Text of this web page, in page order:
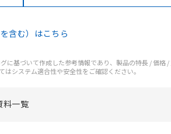
含む）はこちら
基づいて作成した参考情報であり、製品の特長 / 価格 /
システム適合性や安全性をご確認ください。
料一覧